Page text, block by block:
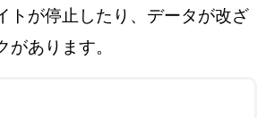
トが停止したり、データが改ざ
があります。